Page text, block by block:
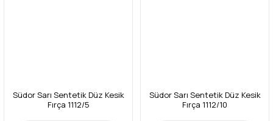
Südor Sarı Sentetik Düz Kesik
Fırça 1112/5
Südor Sarı Sentetik Düz Kesik
Fırça 1112/10